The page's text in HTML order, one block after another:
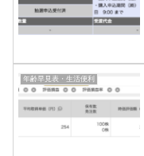
年齢早見表・生活便利